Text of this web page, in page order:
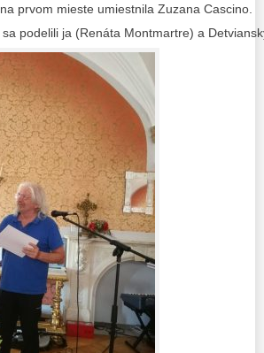
prvom mieste umiestnila Zuzana Cascino.
podelili ja (Renáta Montmartre) a